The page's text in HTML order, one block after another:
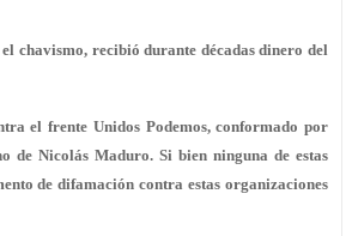
chavismo, recibió durante décadas dinero del
el frente Unidos Podemos, conformado por
de Nicolás Maduro. Si bien ninguna de estas
de difamación contra estas organizaciones